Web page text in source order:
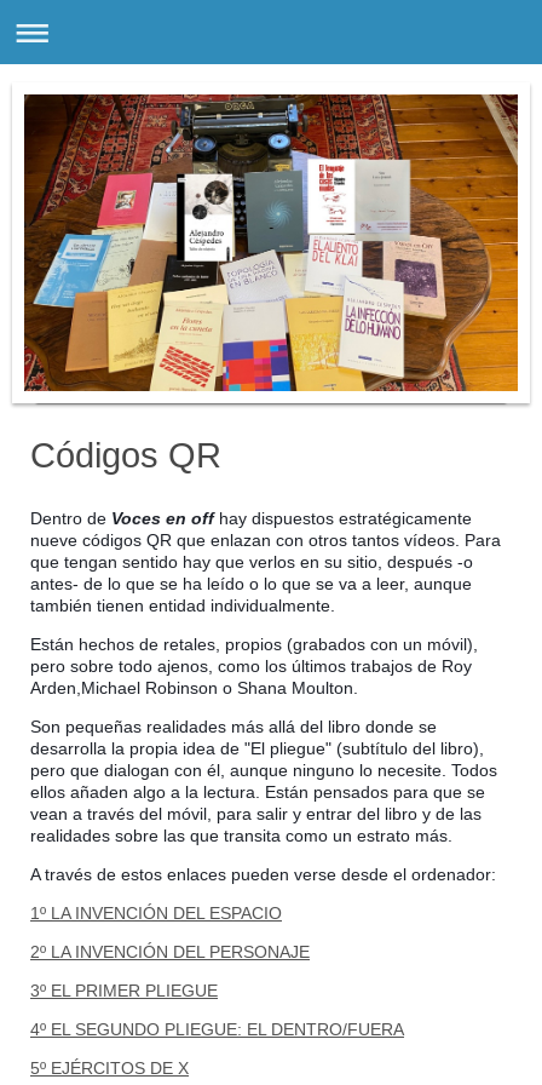
Códigos QR
Dentro de Voces en offhay dispuestos estratégicamente
nueve códigos QR que enlazan con otros tantos vídeos. Para
que tengan sentido hay que verlos en su sitio, después -o
antes- de lo que se ha leído o lo que se va a leer, aunque
también tienen entidad individualmente.
Están hechos de retales, propios (grabados con un móvil),
pero sobre todo ajenos, como los últimos trabajos de Roy
Arden,Michael Robinson o Shana Moulton.
Son pequeñas realidades más allá del libro donde se
desarrolla la propia idea de "El pliegue" (subtítulo del libro),
pero que dialogan con él, aunque ninguno lo necesite. Todos
ellos añaden algo a la lectura. Están pensados para que se
vean a través del móvil, para salir y entrar del libro y de las
realidades sobre las que transita como un estrato más.
A través de estos enlaces pueden verse desde el ordenador:
1º LA INVENCIÓN DEL ESPACIO
2º LA INVENCIÓN DEL PERSONAJE
3º EL PRIMER PLIEGUE
4º EL SEGUNDO PLIEGUE: EL DENTRO/FUERA
5º EJÉRCITOS DE X